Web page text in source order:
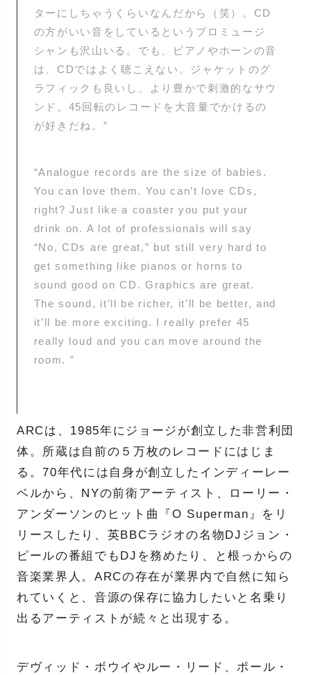
ターにしちゃうくらいなんだから（笑）。CD
の方がいい音をしているというプロミュージ
シャンも沢山いる。でも、ピアノやホーンの音
は、CDではよく聴こえない。ジャケットのグ
ラフィックも良いし、より豊かで刺激的なサウ
ンド。45回転のレコードを大音量でかけるの
が好きだね。”
“Analogue records are the size of babies.
You can love them. You can’t love CDs,
right? Just like a coaster you put your
drink on. A lot of professionals will say
“No, CDs are great,” but still very hard to
get something like pianos or horns to
sound good on CD. Graphics are great.
The sound, it’ll be richer, it’ll be better, and
it’ll be more exciting. I really prefer 45
really loud and you can move around the
room. ”
ARCは、1985年にジョージが創立した非営利団
体。所蔵は自前の５万枚のレコードにはじま
る。70年代には自身が創立したインディーレー
ベルから、NYの前衛アーティスト、ローリー・
アンダーソンのヒット曲『O Superman』をリ
リースしたり、英BBCラジオの名物DJジョン・
ピールの番組でもDJを務めたり、と根っからの
音楽業界人。ARCの存在が業界内で自然に知ら
れていくと、音源の保存に協力したいと名乗り
出るアーティストが続々と出現する。
デヴィッド・ボウイやルー・リード、ポール・